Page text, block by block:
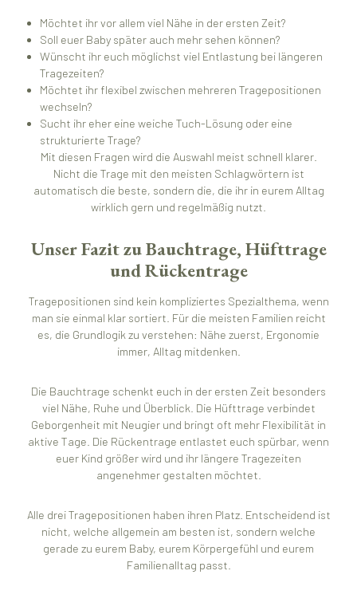
Möchtet ihr vor allem viel Nähe in der ersten Zeit?
Soll euer Baby später auch mehr sehen können?
Wünscht ihr euch möglichst viel Entlastung bei längeren
Tragezeiten?
Möchtet ihr flexibel zwischen mehreren Tragepositionen
wechseln?
Sucht ihr eher eine weiche Tuch-Lösung oder eine
strukturierte Trage?
Mit diesen Fragen wird die Auswahl meist schnell klarer.
Nicht die Trage mit den meisten Schlagwörtern ist
automatisch die beste, sondern die, die ihr in eurem Alltag
wirklich gern und regelmäßig nutzt.
Unser Fazit zu Bauchtrage, Hüfttrage
und Rückentrage
Tragepositionen sind kein kompliziertes Spezialthema, wenn
man sie einmal klar sortiert. Für die meisten Familien reicht
es, die Grundlogik zu verstehen: Nähe zuerst, Ergonomie
immer, Alltag mitdenken.
Die Bauchtrage schenkt euch in der ersten Zeit besonders
viel Nähe, Ruhe und Überblick. Die Hüfttrage verbindet
Geborgenheit mit Neugier und bringt oft mehr Flexibilität in
aktive Tage. Die Rückentrage entlastet euch spürbar, wenn
euer Kind größer wird und ihr längere Tragezeiten
angenehmer gestalten möchtet.
Alle drei Tragepositionen haben ihren Platz. Entscheidend ist
nicht, welche allgemein am besten ist, sondern welche
gerade zu eurem Baby, eurem Körpergefühl und eurem
Familienalltag passt.